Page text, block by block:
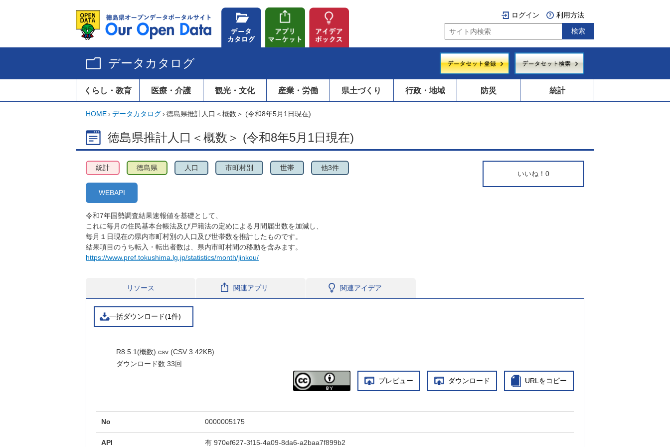
ログイン 利用方法
データカタログ
くらし・教育 医療・介護 観光・文化 産業・労働 県土づくり 行政・地域 防災 統計
HOME› データカタログ› 徳島県推計人口＜概数＞ (令和8年5月1日現在)
徳島県推計人口＜概数＞ (令和8年5月1日現在)
いいね！ 0
統計 徳島県 人口 市町村別 世帯 他3件
WEBAPI
令和7年国勢調査結果速報値を基礎として、
これに毎月の住民基本台帳法及び戸籍法の定めによる月間届出数を加減し、
毎月１日現在の県内市町村別の人口及び世帯数を推計したものです。
結果項目のうち転入・転出者数は、県内市町村間の移動を含みます。
https://www.pref.tokushima.lg.jp/statistics/month/jinkou/
リソース 関連アプリ 関連アイデア
一括ダウンロード(1件)
R8.5.1(概数).csv (CSV 3.42KB)
ダウンロード数 33回
プレビュー ダウンロード URLをコピー
No 0000005175
API 有 970ef627-3f15-4a09-8da6-a2baa7f899b2